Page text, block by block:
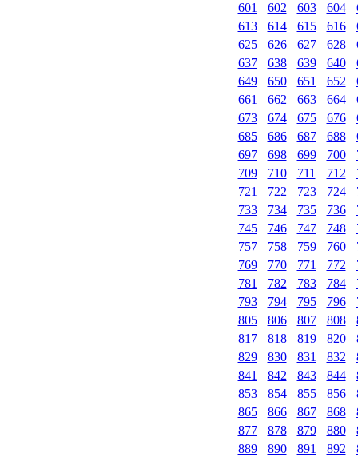
601
602 603 604
613
614 615 616
625
626 627 628
637
638 639 640
649
650 651 652
661
662 663 664
673
674 675 676
685
686 687 688
697
698 699 700
709
710 711 712
721
722 723 724
733
734 735 736
745
746 747 748
757
758 759 760
769
770 771 772
781
782 783 784
793
794 795 796
805
806 807 808
817
818 819 820
829
830 831 832
841
842 843 844
853
854 855 856
865
866 867 868
877
878 879 880
889
890 891 892